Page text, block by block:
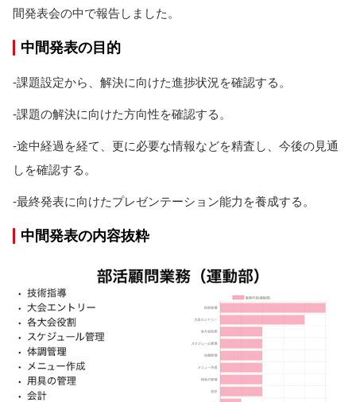
間発表会の中で報告しました。
中間発表の目的
-課題設定から、解決に向けた進捗状況を確認する。
-課題の解決に向けた方向性を確認する。
-途中経過を経て、更に必要な情報などを精査し、今後の見通
しを確認する。
-最終発表に向けたプレゼンテーション能力を養成する。
中間発表の内容抜粋